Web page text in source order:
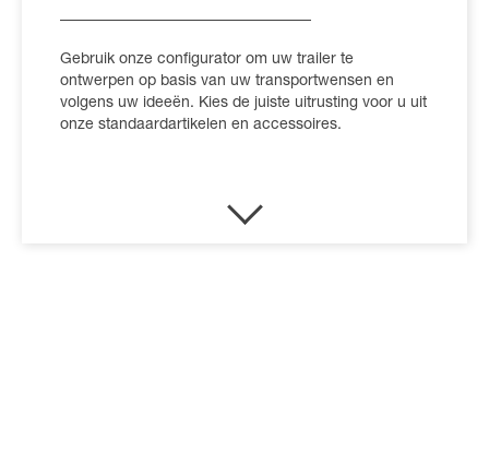
Gebruik onze configurator om uw trailer te
ontwerpen op basis van uw transportwensen en
volgens uw ideeën. Kies de juiste uitrusting voor u uit
onze standaardartikelen en accessoires.